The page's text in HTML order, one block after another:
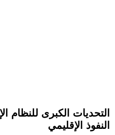
النفوذ الإقليمي